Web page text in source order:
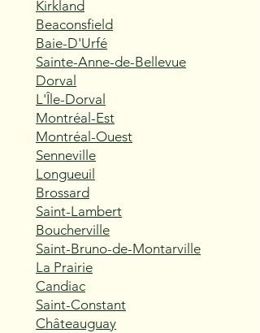
Kirkland
Beaconsfield
Baie-D'Urfé
Sainte-Anne-de-Bellevue
Dorval
L'Île-Dorval
Montréal-Est
Montréal-Ouest
Senneville
Longueuil
Brossard
Saint-Lambert
Boucherville
Saint-Bruno-de-Montarville
La Prairie
Candiac
Saint-Constant
Châteauguay